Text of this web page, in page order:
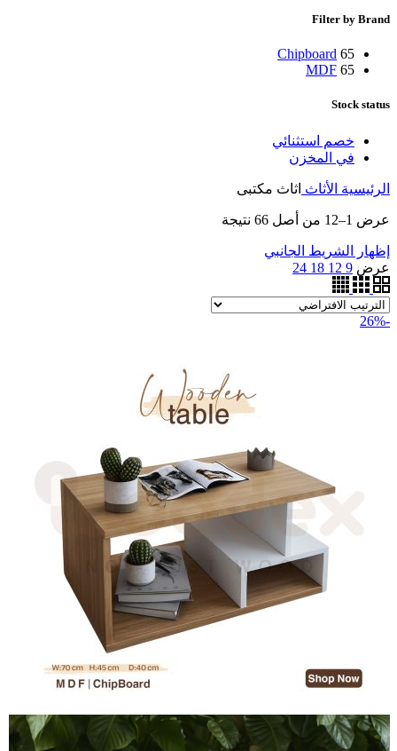
Filter by Brand
Chipboard 65
MDF 65
Stock status
خصم استثنائي
في المخزن
الرئيسية الأثاث اثاث مكتبى
عرض 1–12 من أصل 66 نتيجة
إظهار الشريط الجانبي
عرض 9
12
18
24
-26%